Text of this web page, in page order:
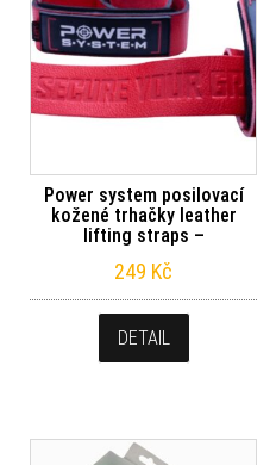
Power system posilovací
kožené trhačky leather
lifting straps –
249 Kč
DETAIL